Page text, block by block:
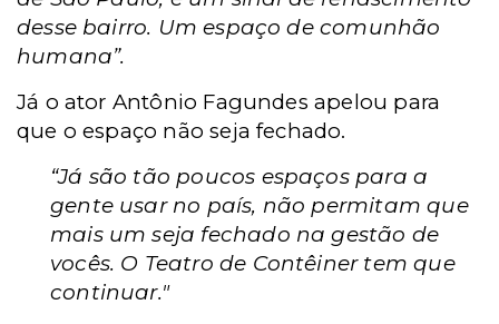
desse bairro. Um espaço de comunhão
humana”.
Já o ator Antônio Fagundes apelou para
que o espaço não seja fechado.
“Já são tão poucos espaços para a
gente usar no país, não permitam que
mais um seja fechado na gestão de
vocês. O Teatro de Contêiner tem que
continuar."